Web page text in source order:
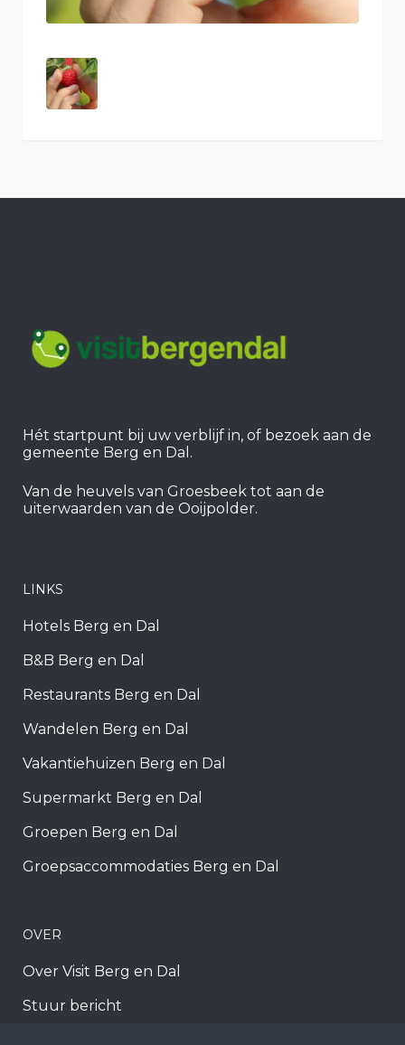
Hét startpunt bij uw verblijf in, of bezoek aan de
gemeente Berg en Dal.
Van de heuvels van Groesbeek tot aan de
uiterwaarden van de Ooijpolder.
LINKS
Hotels Berg en Dal
B&B Berg en Dal
Restaurants Berg en Dal
Wandelen Berg en Dal
Vakantiehuizen Berg en Dal
Supermarkt Berg en Dal
Groepen Berg en Dal
Groepsaccommodaties Berg en Dal
OVER
Over Visit Berg en Dal
Stuur bericht